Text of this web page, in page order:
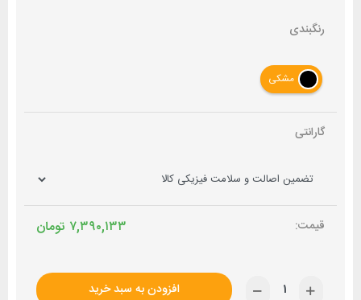
رنگبندی
مشکی
گارانتی
تومان ۷,۳۹۰,۱۳۳
افزودن به سبد خرید